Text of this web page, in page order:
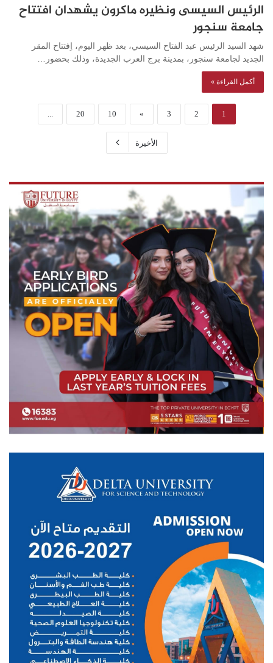
الرئيس السيسى ونظيره ماكرون يشهدان افتتاح
جامعة سنجور
شهد السيد الرئيس عبد الفتاح السيسي، بعد ظهر اليوم، اِفتتاح المقر
الجديد لجامعة سنجور، بمدينة برج العرب الجديدة، وذلك بحضور…
أكمل القراءة »
1
2
3
»
10
20
...
الأخيرة